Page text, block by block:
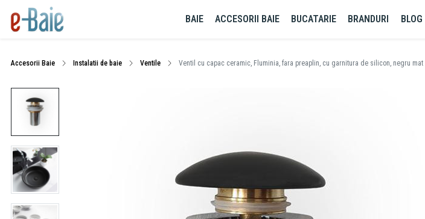
BAIE ACCESORII BAIE BUCATARIE BRANDURI BLOG
Accesorii Baie Instalatii de baie Ventile Ventil cu capac ceramic, Fluminia, fara preaplin, cu garnitura de silicon, negru mat